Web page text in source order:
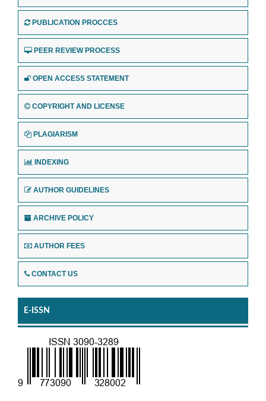
PUBLICATION PROCCES
PEER REVIEW PROCESS
OPEN ACCESS STATEMENT
COPYRIGHT AND LICENSE
PLAGIARISM
INDEXING
AUTHOR GUIDELINES
ARCHIVE POLICY
AUTHOR FEES
CONTACT US
E-ISSN